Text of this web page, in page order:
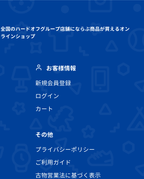
全国のハードオフグループ店舗にならぶ商品が買えるオン
ラインショップ
お客様情報
新規会員登録
ログイン
カート
その他
プライバシーポリシー
ご利用ガイド
古物営業法に基づく表示